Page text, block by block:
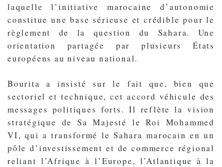
laquelle l’initiative marocaine d’autonomie
constitue une base sérieuse et crédible pour le
règlement de la question du Sahara. Une
orientation partagée par plusieurs États
européens au niveau national.
Bourita a insisté sur le fait que, bien que
sectoriel et technique, cet accord véhicule des
messages politiques forts. Il reflète la vision
stratégique de Sa Majesté le Roi Mohammed
VI, qui a transformé le Sahara marocain en un
pôle d’investissement et de commerce régional
reliant l’Afrique à l’Europe, l’Atlantique à la